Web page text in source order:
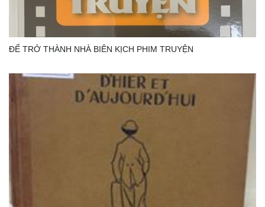
ĐỂ TRỞ THÀNH NHÀ BIÊN KỊCH PHIM TRUYỆN